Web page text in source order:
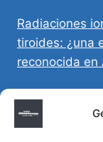
Radiaciones
tiroides: ¿una
reconocida en
Directivas
requisitos,